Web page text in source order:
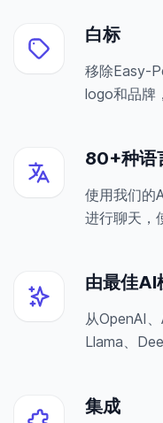
白标
移除Easy-
logo和品牌
80+种语
使用我们的
进行聊天，
由最佳AI
从OpenAI
Llama、
集成